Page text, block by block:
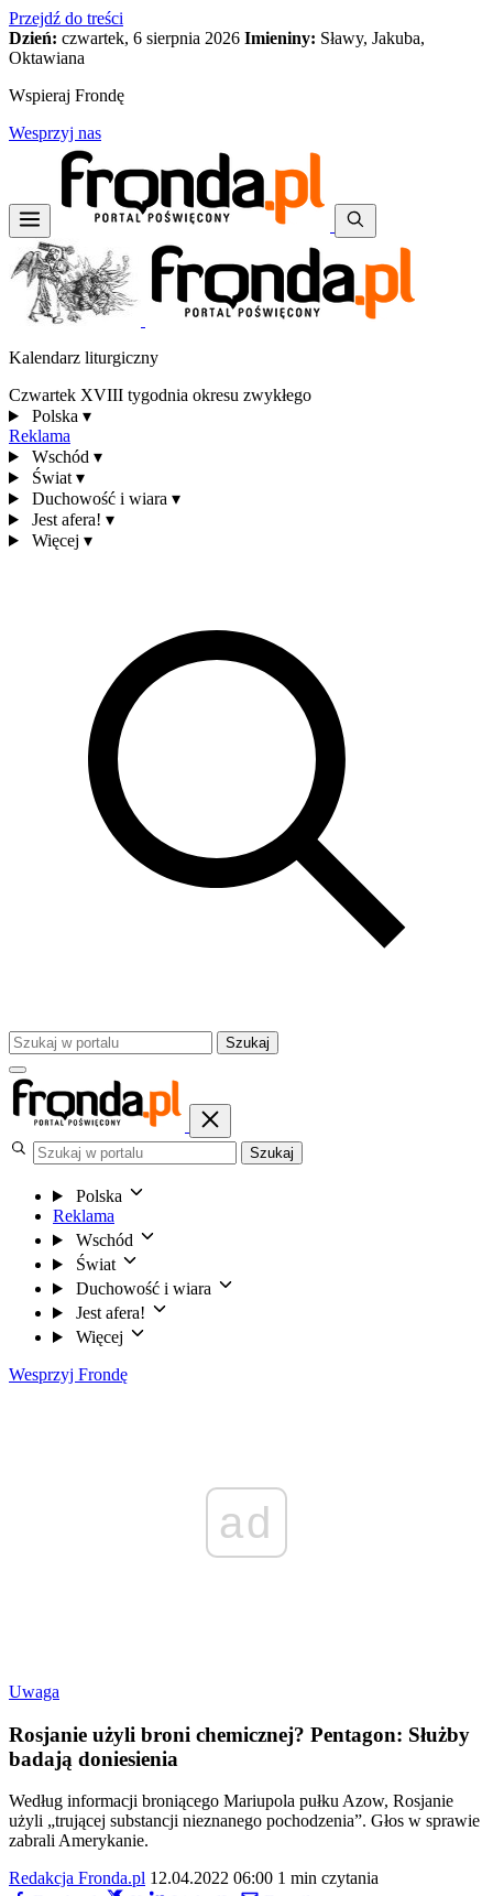
Przejdź do treści
Dzień: czwartek, 6 sierpnia 2026 Imieniny: Sławy, Jakuba,
Oktawiana
Wspieraj Frondę
Wesprzyj nas
Kalendarz liturgiczny
Czwartek XVIII tygodnia okresu zwykłego
Polska ▾
Reklama
Wschód ▾
Świat ▾
Duchowość i wiara ▾
Jest afera! ▾
Więcej ▾
Szukaj
Szukaj
Polska
Reklama
Wschód
Świat
Duchowość i wiara
Jest afera!
Więcej
Wesprzyj Frondę
ad
Uwaga
Rosjanie użyli broni chemicznej? Pentagon: Służby
badają doniesienia
Według informacji broniącego Mariupola pułku Azow, Rosjanie
użyli „trującej substancji nieznanego pochodzenia”. Głos w sprawie
zabrali Amerykanie.
Redakcja Fronda.pl 12.04.2022 06:00 1 min czytania